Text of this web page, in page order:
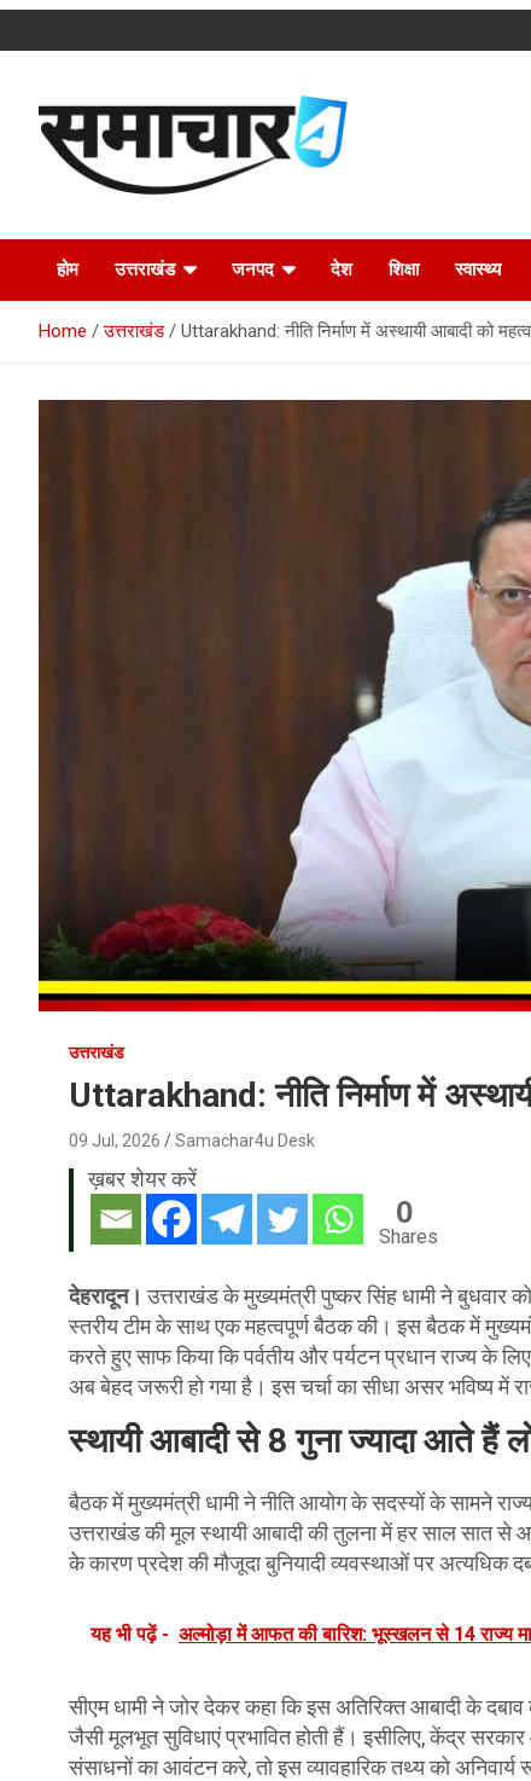
to
Samachar4u
होम उत्तराखंड जनपद देश शिक्षा स्वास्थ्य
Home उत्तराखंड Uttarakhand: नीति निर्माण में अस्थायी आबादी को
उत्तराखंड
Uttarakhand: नीति निर्माण में
09 Jul, 2026 Samachar4u Desk
ख़बर शेयर करें
0
Shares
देहरादून। उत्तराखंड के मुख्यमंत्री पुष्कर सिंह धामी ने बुधवार
स्तरीय टीम के साथ एक महत्वपूर्ण बैठक की। इस बैठक में
करते हुए साफ किया कि पर्वतीय और पर्यटन प्रधान राज्य के
अब बेहद जरूरी हो गया है। इस चर्चा का सीधा असर भविष्य
स्थायी आबादी से 8 गुना ज्यादा आते हैं
बैठक में मुख्यमंत्री धामी ने नीति आयोग के सदस्यों के सामने
उत्तराखंड की मूल स्थायी आबादी की तुलना में हर साल सात
के कारण प्रदेश की मौजूदा बुनियादी व्यवस्थाओं पर अत्यधिक
यह भी पढ़ें - अल्मोड़ा में आफत की बारिश: भूस्खलन से 14 राज्य
सीएम धामी ने जोर देकर कहा कि इस अतिरिक्त आबादी के
जैसी मूलभूत सुविधाएं प्रभावित होती हैं। इसीलिए, केंद्र
संसाधनों का आवंटन करे, तो इस व्यावहारिक तथ्य को अनिवार्य